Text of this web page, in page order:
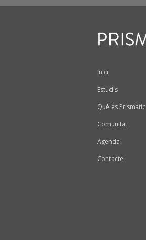
Peu
Inici
Estudis
Què és Prismàtic
Comunitat
Agenda
Contacte